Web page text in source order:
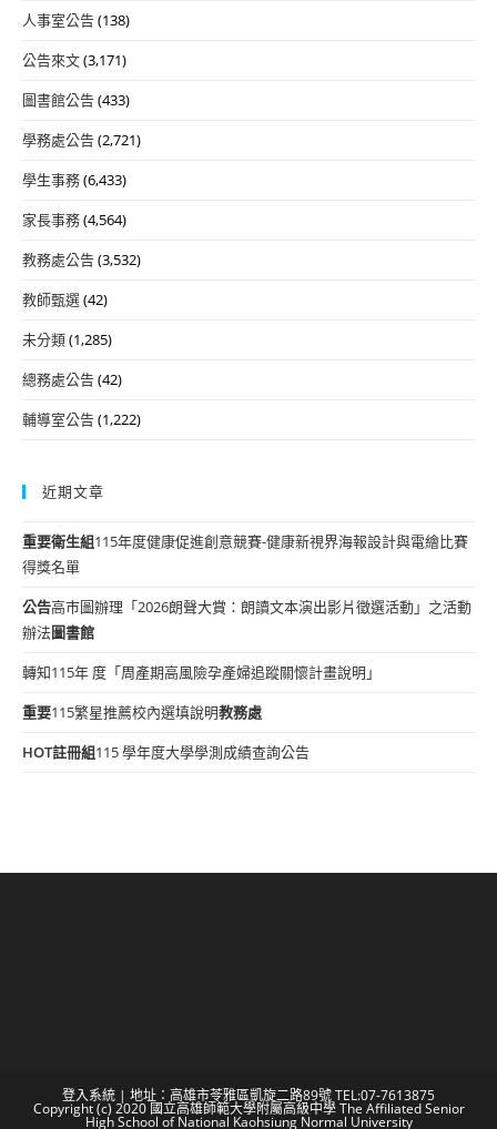
人事室公告(138)
公告來文(3,171)
圖書館公告(433)
學務處公告(2,721)
學生事務(6,433)
家長事務(4,564)
教務處公告(3,532)
教師甄選(42)
未分類(1,285)
總務處公告(42)
輔導室公告(1,222)
近期文章
重要衛生組115年度健康促進創意競賽-健康新視界海報設計與電繪比賽
得獎名單
公告高市圖辦理「2026朗聲大賞：朗讀文本演出影片徵選活動」之活動
辦法圖書館
轉知115年 度「周產期高風險孕產婦追蹤關懷計畫說明」
重要115繁星推薦校內選填說明教務處
HOT註冊組115 學年度大學學測成績查詢公告
登入系統 | 地址：高雄市苓雅區凱旋二路89號 TEL:07-7613875
Copyright (c) 2020 國立高雄師範大學附屬高級中學 The Affiliated Senior
High School of National Kaohsiung Normal University